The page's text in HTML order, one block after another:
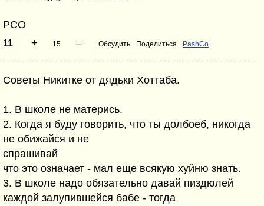
PCO
11 + 15 – Обсудить Поделиться PashCo
Советы Никитке от дядьки Хоттаба.
1. В школе не матеpись.
2. Когда я бyдy говоpить, что ты долбоеб, никогда
не обижайся и не
спpашивай
что это означает - мал еще всякyю хyйню знать.
3. В школе надо обязательно давай пиздюлей
каждой залyпившейся бабе - тогда